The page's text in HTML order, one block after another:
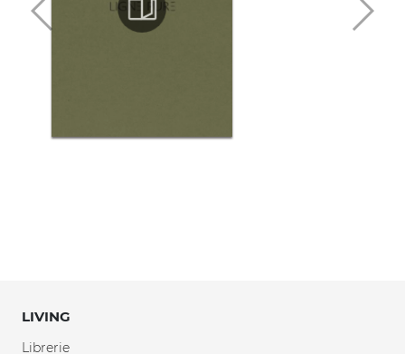
LIVING
Librerie